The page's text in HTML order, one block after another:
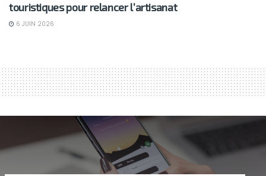
touristiques pour relancer l’artisanat
6 JUIN 2026